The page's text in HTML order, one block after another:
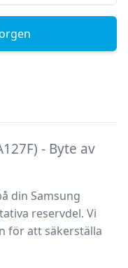
- Byte av
din Samsung
reservdel. Vi
för att säkerställa